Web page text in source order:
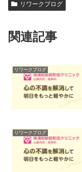
リワークブログ
関連記事
リワークブログ
リワークブログ